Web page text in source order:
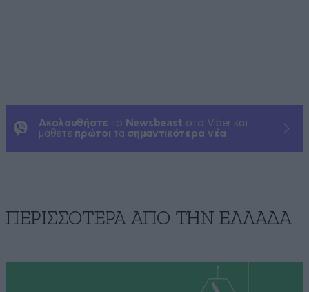
Ακολουθήστε το Newsbeast στο Viber και
μάθετε πρώτοι τα σημαντικότερα νέα
ΠΕΡΙΣΣΟΤΕΡΑ ΑΠΟ ΤΗΝ ΕΛΛΑΔΑ